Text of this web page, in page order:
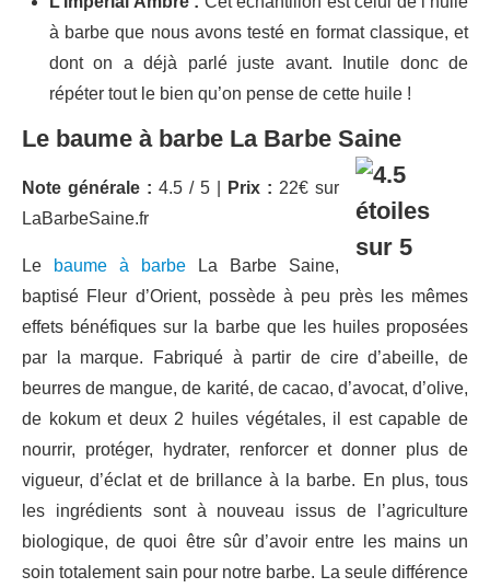
à barbe que nous avons testé en format classique, et
dont on a déjà parlé juste avant. Inutile donc de
répéter tout le bien qu’on pense de cette huile !
Le baume à barbe La Barbe Saine
Note générale : 4.5 / 5 | Prix : 22€ sur
LaBarbeSaine.fr
Le baume à barbe La Barbe Saine,
baptisé Fleur d’Orient, possède à peu près les mêmes
effets bénéfiques sur la barbe que les huiles proposées
par la marque. Fabriqué à partir de cire d’abeille, de
beurres de mangue, de karité, de cacao, d’avocat, d’olive,
de kokum et deux 2 huiles végétales, il est capable de
nourrir, protéger, hydrater, renforcer et donner plus de
vigueur, d’éclat et de brillance à la barbe. En plus, tous
les ingrédients sont à nouveau issus de l’agriculture
biologique, de quoi être sûr d’avoir entre les mains un
soin totalement sain pour notre barbe. La seule différence